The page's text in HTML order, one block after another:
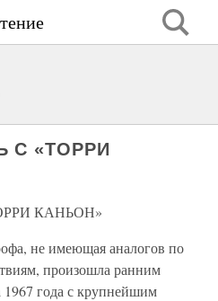
С «ТОРРИ
КАНЬОН»
не имеющая аналогов по
произошла ранним
года с крупнейшим